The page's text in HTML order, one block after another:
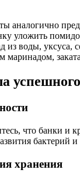
аналогично
уложить
из воды, уксуса,
маринадом,
что банки
бактерий
хранения